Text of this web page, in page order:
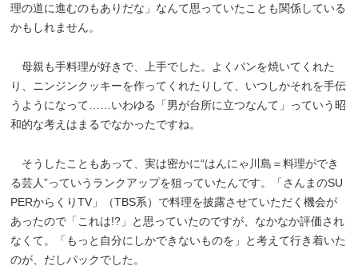
理の道に進むのもありだな」なんて思っていたことも関係している
かもしれません。
母親も手料理が好きで、上手でした。よくパンを焼いてくれた
り、ニンジンクッキーを作ってくれたりして、いつしかそれを手伝
うようになって……いわゆる「男が台所に立つなんて」っていう昭
和的な考えはまるでなかったですね。
そうしたこともあって、実は密かに“はんにゃ川島＝料理ができ
る芸人”っていうランクアップを狙っていたんです。「さんまのSU
PERからくりTV」（TBS系）で料理を披露させていただく機会が
あったので「これは!?」と思っていたのですが、なかなか評価され
なくて。「もっと自分にしかできないものを」と考えて行き着いた
のが、だしパックでした。